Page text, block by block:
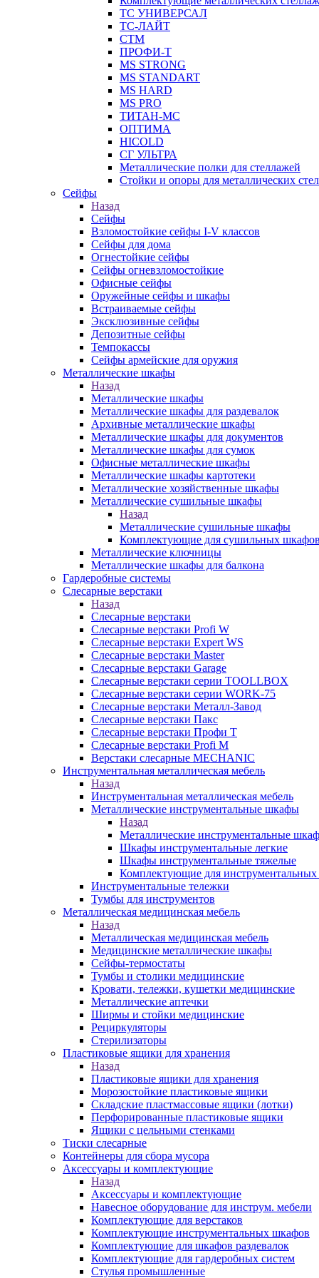
ТС УНИВЕРСАЛ
ТС-ЛАЙТ
СТМ
ПРОФИ-Т
MS STRONG
MS STANDART
MS HARD
MS PRO
ТИТАН-МС
ОПТИМА
HICOLD
СГ УЛЬТРА
Металлические полки для стеллажей
Стойки и опоры для металлических
Сейфы
Назад
Сейфы
Взломостойкие сейфы I-V классов
Сейфы для дома
Огнестойкие сейфы
Сейфы огневзломостойкие
Офисные сейфы
Оружейные сейфы и шкафы
Встраиваемые сейфы
Эксклюзивные сейфы
Депозитные сейфы
Темпокассы
Сейфы армейские для оружия
Металлические шкафы
Назад
Металлические шкафы
Металлические шкафы для раздевалок
Архивные металлические шкафы
Металлические шкафы для документов
Металлические шкафы для сумок
Офисные металлические шкафы
Металлические шкафы картотеки
Металлические хозяйственные шкафы
Металлические сушильные шкафы
Назад
Металлические сушильные шкафы
Комплектующие для сушильных шкафов
Металлические ключницы
Металлические шкафы для балкона
Гардеробные системы
Слесарные верстаки
Назад
Слесарные верстаки
Слесарные верстаки Profi W
Слесарные верстаки Expert WS
Слесарные верстаки Master
Слесарные верстаки Garage
Слесарные верстаки серии TOOLLBOX
Слесарные верстаки серии WORK-75
Слесарные верстаки Металл-Завод
Слесарные верстаки Пакс
Слесарные верстаки Профи Т
Слесарные верстаки Profi M
Верстаки слесарные MECHANIC
Инструментальная металлическая мебель
Назад
Инструментальная металлическая мебель
Металлические инструментальные шкафы
Назад
Металлические инструментальные
Шкафы инструментальные легкие
Шкафы инструментальные тяжелые
Комплектующие для
Инструментальные тележки
Тумбы для инструментов
Металлическая медицинская мебель
Назад
Металлическая медицинская мебель
Медицинские металлические шкафы
Сейфы-термостаты
Тумбы и столики медицинские
Кровати, тележки, кушетки медицинские
Металлические аптечки
Ширмы и стойки медицинские
Рециркуляторы
Стерилизаторы
Пластиковые ящики для хранения
Назад
Пластиковые ящики для хранения
Морозостойкие пластиковые ящики
Складские пластмассовые ящики (лотки)
Перфорированные пластиковые ящики
Ящики с цельными стенками
Тиски слесарные
Контейнеры для сбора мусора
Аксессуары и комплектующие
Назад
Аксессуары и комплектующие
Навесное оборудование для инструм. мебели
Комплектующие для верстаков
Комплектующие инструментальных шкафов
Комплектующие для шкафов раздевалок
Комплектующие для гардеробных систем
Стулья промышленные